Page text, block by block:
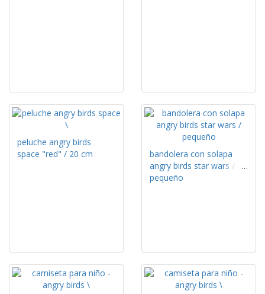
peluche angry birds
space "red" / 20 cm
bandolera con solapa
angry birds star wars /
pequeño